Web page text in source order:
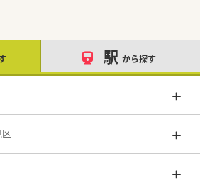
駅 から探す